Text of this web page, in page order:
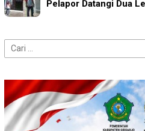
Pelapor Datangi Dua
Cari
untuk: